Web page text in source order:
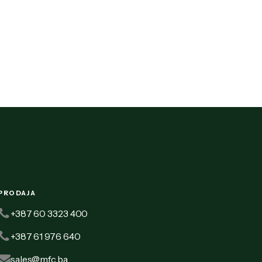
+387 60 3323 400
+387 61 976 640
sales@mfc.ba